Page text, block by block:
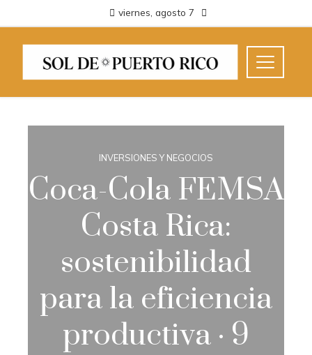
viernes, agosto 7
INVERSIONES Y NEGOCIOS
Coca-Cola FEMSA
Costa Rica:
sostenibilidad
para la eficiencia
productiva · 9